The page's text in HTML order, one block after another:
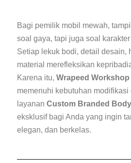
Bagi pemilik mobil mewah,
soal gaya, tapi juga soal
Setiap lekuk bodi, detail desain,
material merefleksikan
Karena itu, Wrapeed Workshop
memenuhi kebutuhan modifikasi
layanan Custom Branded
eksklusif bagi Anda yang ingin
elegan, dan berkelas.